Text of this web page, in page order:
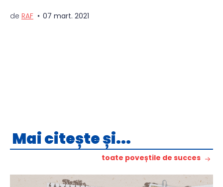
de RAF 07 mart. 2021
Mai citește și...
toate poveștile de succes